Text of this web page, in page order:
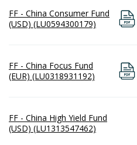
FF - China Consumer Fund
(USD) (LU0594300179)
FF - China Focus Fund
(EUR) (LU0318931192)
FF - China High Yield Fund
(USD) (LU1313547462)